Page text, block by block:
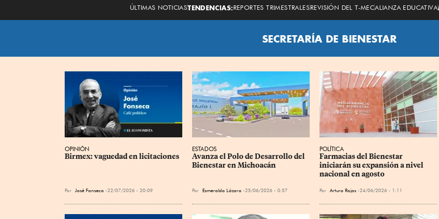
ÚLTIMAS NOTICIASTENDENCIAS:REPORTES TRIMESTRALESREVISIÓN DEL T-MECALIANZA EDUCATIVA
SECRETARÍA DE BIENESTAR
OPINIÓN
Birmex: vaguedad en licitaciones
Por José Fonseca 22/07/2026 - 20:09
ESTADOS
Avanza el Polo de Desarrollo del
Bienestar en Michoacán
Por Esmeralda Lázaro 25/06/2026 - 0:57
POLÍTICA
Farmacias del Bienestar
iniciarán su expansión a nivel
nacional en agosto
Por Arturo Rojas 24/06/2026 - 1:11